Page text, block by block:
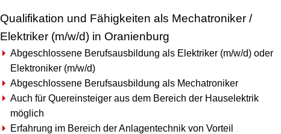
Qualifikation und Fähigkeiten als Mechatroniker /
Elektriker (m/w/d) in Oranienburg
Abgeschlossene Berufsausbildung als Elektriker (m/w/d) oder
Elektroniker (m/w/d)
Abgeschlossene Berufsausbildung als Mechatroniker
Auch für Quereinsteiger aus dem Bereich der Hauselektrik
möglich
Erfahrung im Bereich der Anlagentechnik von Vorteil